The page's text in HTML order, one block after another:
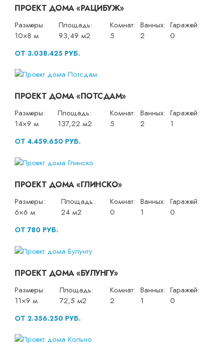
ПРОЕКТ ДОМА «РАЦИБУЖ»
Размеры:
10×8 м
Площадь:
93,49 м2
Комнат:
5
Ванных:
2
Гаражей:
0
ОТ 3.038.425 РУБ.
ПРОЕКТ ДОМА «ПОТСДАМ»
Размеры:
14×9 м
Площадь:
137,22 м2
Комнат:
5
Ванных:
2
Гаражей:
1
ОТ 4.459.650 РУБ.
ПРОЕКТ ДОМА «ГЛИНСКО»
Размеры:
6×6 м
Площадь:
24 м2
Комнат:
0
Ванных:
1
Гаражей:
0
ОТ 780 РУБ.
ПРОЕКТ ДОМА «БУЛУНГУ»
Размеры:
11×9 м
Площадь:
72,5 м2
Комнат:
2
Ванных:
1
Гаражей:
0
ОТ 2.356.250 РУБ.